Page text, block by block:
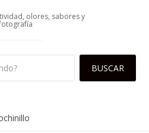
olores, sabores y